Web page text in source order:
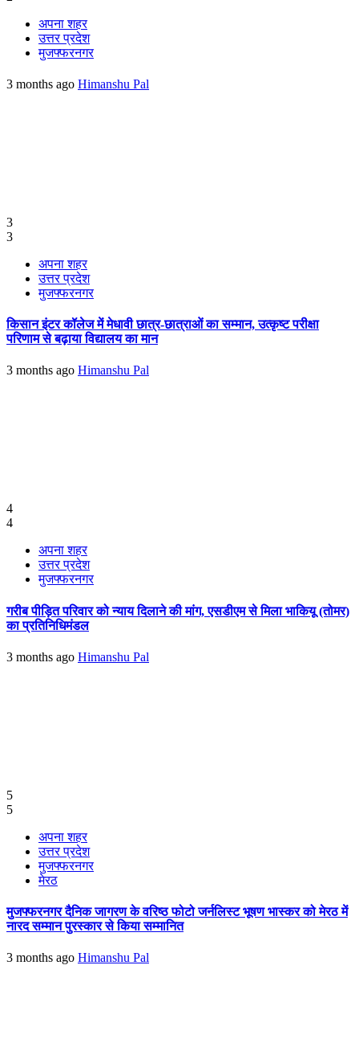
अपना शहर
उत्तर प्रदेश
मुजफ्फरनगर
3 months ago Himanshu Pal
3
3
अपना शहर
उत्तर प्रदेश
मुजफ्फरनगर
किसान इंटर कॉलेज में मेधावी छात्र-छात्राओं का सम्मान, उत्कृष्ट परीक्षा
परिणाम से बढ़ाया विद्यालय का मान
3 months ago Himanshu Pal
4
4
अपना शहर
उत्तर प्रदेश
मुजफ्फरनगर
गरीब पीड़ित परिवार को न्याय दिलाने की मांग, एसडीएम से मिला भाकियू (तोमर)
का प्रतिनिधिमंडल
3 months ago Himanshu Pal
5
5
अपना शहर
उत्तर प्रदेश
मुजफ्फरनगर
मेरठ
मुजफ्फरनगर दैनिक जागरण के वरिष्ठ फोटो जर्नलिस्ट भूषण भास्कर को मेरठ में
नारद सम्मान पुरस्कार से किया सम्मानित
3 months ago Himanshu Pal